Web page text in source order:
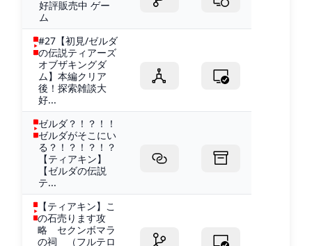
好評販売中 ゲー
ム
#27【初見/ゼルダ
の伝説ティアーズ
オブザキングダ
ム】本編クリア
後！探索雑談大
好...
ゼルダ？！？！！
ゼルダがそこにい
る？！？！？！？
【ティアキン】
【ゼルダの伝説
テ...
【ティアキン】こ
の石売ります攻
略 セクンボマラ
の祠 （フルテロ